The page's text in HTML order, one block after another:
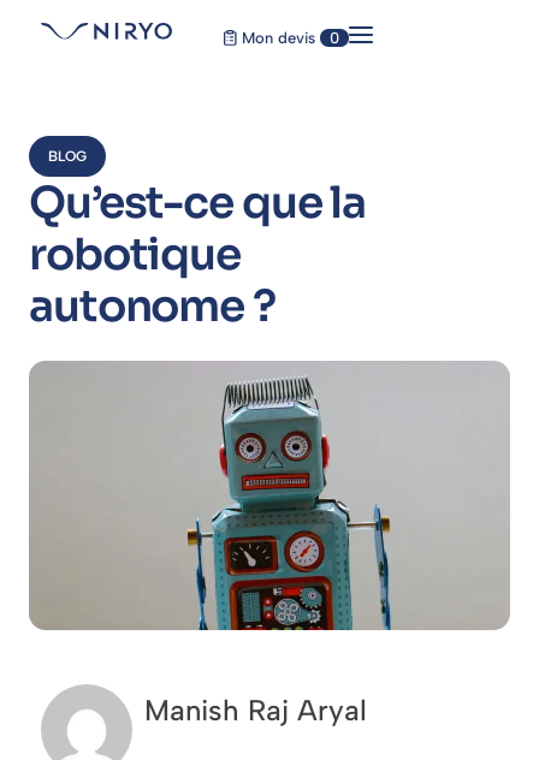
Mon devis 0
BLOG
Qu’est-ce que la
robotique
autonome ?
Manish Raj Aryal